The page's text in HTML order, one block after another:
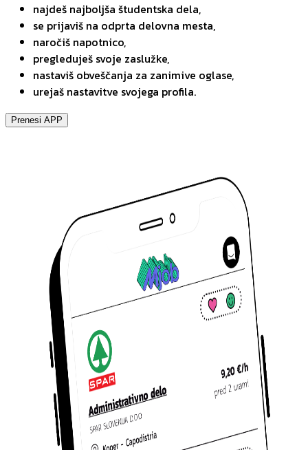
najdeš najboljša študentska dela,
se prijaviš na odprta delovna mesta,
naročiš napotnico,
pregleduješ svoje zaslužke,
nastaviš obveščanja za zanimive oglase,
urejaš nastavitve svojega profila.
Prenesi APP